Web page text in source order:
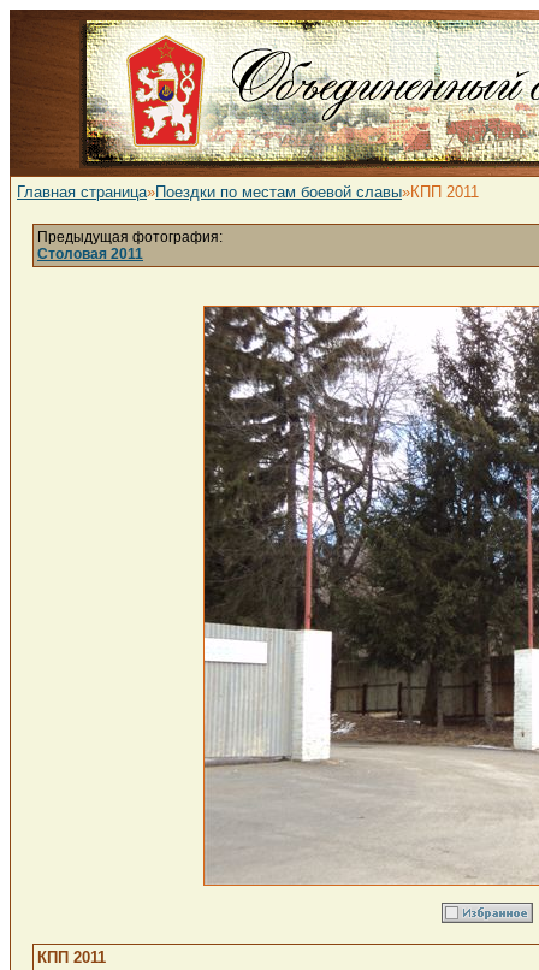
Главная страница»Поездки по местам боевой славы»КПП 2011
Предыдущая фотография:
Столовая 2011
КПП 2011